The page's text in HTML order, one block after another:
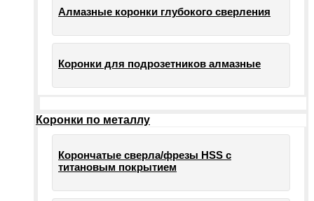
Алмазные коронки глубокого сверления
Коронки для подрозетников алмазные
Коронки по металлу
Корончатые сверла/фрезы HSS c
титановым покрытием